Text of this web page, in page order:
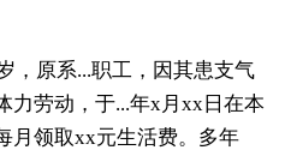
原系...职工，因其患支气
力劳动，于...年x月xx日在本
月领取xx元生活费。多年